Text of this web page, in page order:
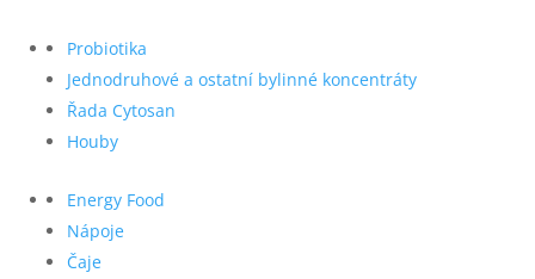
Probiotika
Jednodruhové a ostatní bylinné koncentráty
Řada Cytosan
Houby
Energy Food
Nápoje
Čaje